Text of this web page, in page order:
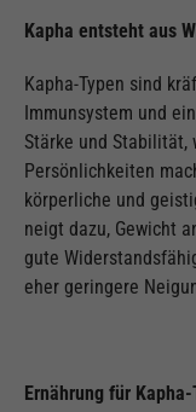
Kapha entsteht aus
Kapha-Typen sind
Immunsystem und
Stärke und Stabilität,
Persönlichkeiten
körperliche und
neigt dazu, Gewicht
gute
eher geringere
Ernährung für Kapha-